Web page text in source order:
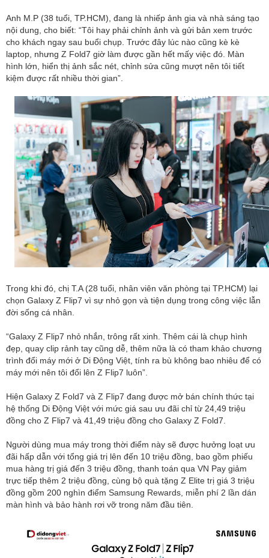
Anh M.P (38 tuổi, TP.HCM), đang là nhiếp ảnh gia và nhà sáng tạo
nội dung, cho biết: “Tôi hay phải chỉnh ảnh và gửi bản xem trước
cho khách ngay sau buổi chụp. Trước đây lúc nào cũng kè kè
laptop, nhưng Z Fold7 giờ làm được gần hết mấy việc đó. Màn
hình lớn, hiển thị ảnh sắc nét, chỉnh sửa cũng mượt nên tôi tiết
kiệm được rất nhiều thời gian”.
Trong khi đó, chị T.A (28 tuổi, nhân viên văn phòng tại TP.HCM) lại
chọn Galaxy Z Flip7 vì sự nhỏ gọn và tiện dụng trong công việc lẫn
đời sống cá nhân.
“Galaxy Z Flip7 nhỏ nhắn, trông rất xinh. Thêm cái là chụp hình
đẹp, quay clip rảnh tay cũng dễ, thêm nữa là có tham khảo chương
trình đổi máy mới ở Di Động Việt, tính ra bù không bao nhiêu để có
máy mới nên tôi đổi lên Z Flip7 luôn”.
Hiện Galaxy Z Fold7 và Z Flip7 đang được mở bán chính thức tại
hệ thống Di Động Việt với mức giá sau ưu đãi chỉ từ 24,49 triệu
đồng cho Z Flip7 và 41,49 triệu đồng cho Galaxy Z Fold7.
Người dùng mua máy trong thời điểm này sẽ được hưởng loạt ưu
đãi hấp dẫn với tổng giá trị lên đến 10 triệu đồng, bao gồm phiếu
mua hàng trị giá đến 3 triệu đồng, thanh toán qua VN Pay giảm
trực tiếp thêm 2 triệu đồng, cùng bộ quà tặng Z Elite trị giá 3 triệu
đồng gồm 200 nghìn điểm Samsung Rewards, miễn phí 2 lần dán
màn hình và bảo hành rơi vỡ trong năm đầu tiên.